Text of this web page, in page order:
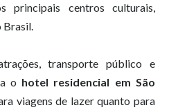
principais centros culturais,
Brasil.
transporte público e
o hotel residencial em São
viagens de lazer quanto para